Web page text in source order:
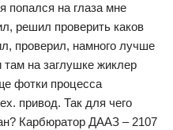
попался на глаза мне
решил проверить каков
проверил, намного лучше
на заглушке жиклер
фотки процесса
привод. Так для чего
Карбюратор ДААЗ – 2107